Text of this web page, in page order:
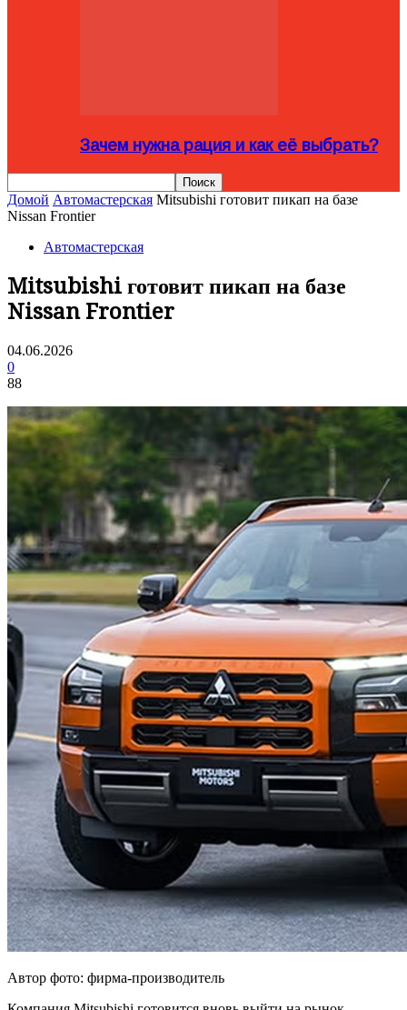
Зачем нужна рация и как её выбрать?
Домой Автомастерская Mitsubishi готовит пикап на базе
Nissan Frontier
Автомастерская
Mitsubishi готовит пикап на базе
Nissan Frontier
04.06.2026
0
88
Автор фото: фирма-производитель